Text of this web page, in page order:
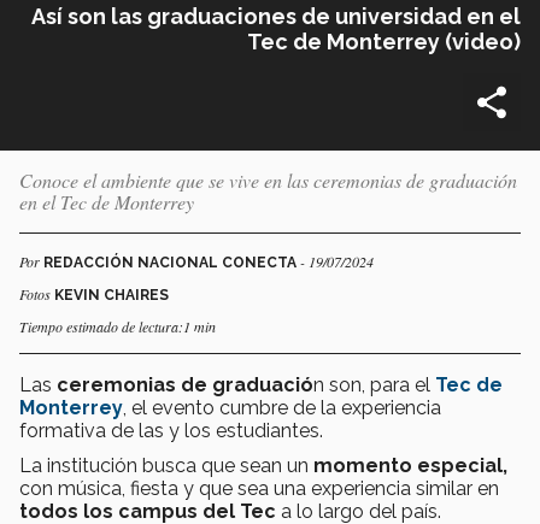
Así son las graduaciones de universidad en el
Tec de Monterrey (video)
Conoce el ambiente que se vive en las ceremonias de graduación
en el Tec de Monterrey
Por REDACCIÓN NACIONAL CONECTA - 19/07/2024
Fotos KEVIN CHAIRES
Tiempo estimado de lectura:1 min
Las ceremonias de graduación son, para el Tec de
Monterrey , el evento cumbre de la experiencia
formativa de las y los estudiantes.
La institución busca que sean un momento especial,
con música, fiesta y que sea una experiencia similar en
todos los campus del Tec a lo largo del país.